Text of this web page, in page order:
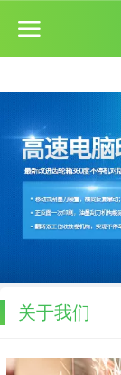
关于我们